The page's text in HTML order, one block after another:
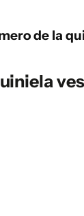
de la